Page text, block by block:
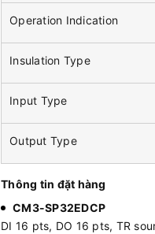
Operation Indication
Insulation Type
Input Type
Output Type
Thông tin đặt hàng
CM3-SP32EDCP
DI 16 pts, DO 16 pts, TR